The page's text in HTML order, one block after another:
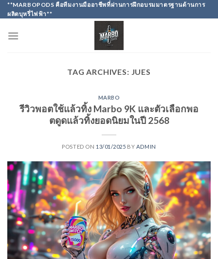
Skip
to
**MARBOPODS คือทีมงานมืออาชีพที่ผ่านการฝึกอบรมมาตรฐานด้านการ
ผลิตบุหรี่ไฟฟ้า**
TAG ARCHIVES: JUES
MARBO
รีวิวพอตใช้แล้วทิ้ง Marbo 9K และตัวเลือกพอ
ตดูดแล้วทิ้งยอดนิยมในปี 2568
POSTED ON 13/01/2025 BY ADMIN